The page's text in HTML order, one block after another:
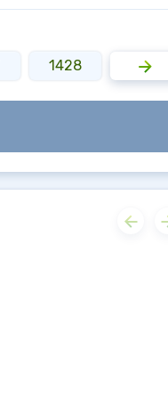
1428 1429